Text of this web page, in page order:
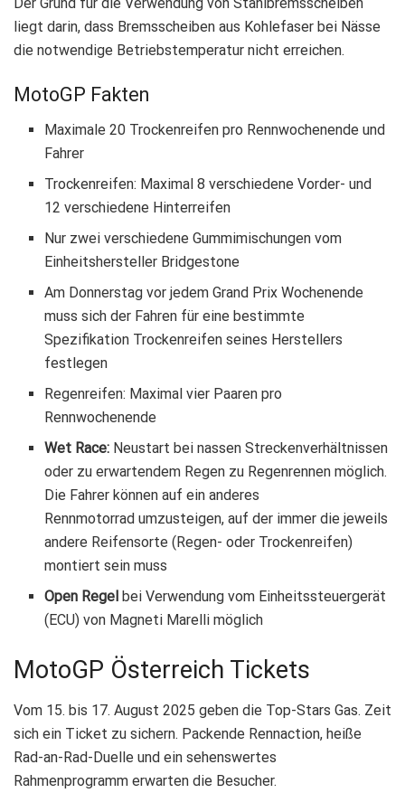
liegt darin, dass Bremsscheiben aus Kohlefaser bei Nässe
die notwendige Betriebstemperatur nicht erreichen.
MotoGP Fakten
Maximale 20 Trockenreifen pro Rennwochenende und
Fahrer
Trockenreifen: Maximal 8 verschiedene Vorder- und
12 verschiedene Hinterreifen
Nur zwei verschiedene Gummimischungen vom
Einheitshersteller Bridgestone
Am Donnerstag vor jedem Grand Prix Wochenende
muss sich der Fahren für eine bestimmte
Spezifikation Trockenreifen seines Herstellers
festlegen
Regenreifen: Maximal vier Paaren pro
Rennwochenende
Wet Race: Neustart bei nassen Streckenverhältnissen
oder zu erwartendem Regen zu Regenrennen möglich.
Die Fahrer können auf ein anderes
Rennmotorrad umzusteigen, auf der immer die jeweils
andere Reifensorte (Regen- oder Trockenreifen)
montiert sein muss
Open Regel bei Verwendung vom Einheitssteuergerät
(ECU) von Magneti Marelli möglich
MotoGP Österreich Tickets
Vom 15. bis 17. August 2025 geben die Top-Stars Gas. Zeit
sich ein Ticket zu sichern. Packende Rennaction, heiße
Rad-an-Rad-Duelle und ein sehenswertes
Rahmenprogramm erwarten die Besucher.